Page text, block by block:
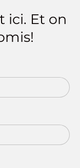
ici. Et on